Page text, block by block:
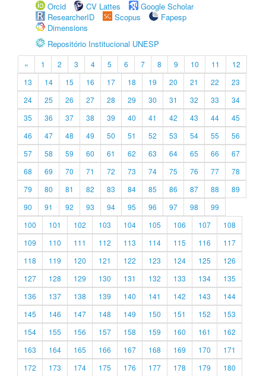
Orcid
CV Lattes
Google Scholar
ResearcherID
Scopus
Fapesp
Dimensions
Repositório Institucional UNESP
« 1 2 3 4 5 6 7 8 9 10 11
12
13
14 15 16 17 18 19 20 21 22
23
24
25 26 27 28 29 30 31 32 33
34
35
36 37 38 39 40 41 42 43 44
45
46
47 48 49 50 51 52 53 54 55
56
57
58 59 60 61 62 63 64 65 66
67
68
69 70 71 72 73 74 75 76 77
78
79
80 81 82 83 84 85 86 87 88
89
90
91 92 93 94 95 96 97 98
99
100
101 102 103 104 105 106 107
108
109
110 111 112 113 114 115 116
117
118
119 120 121 122 123 124 125
126
127
128 129 130 131 132 133 134
135
136
137 138 139 140 141 142 143
144
145
146 147 148 149 150 151 152
153
154
155 156 157 158 159 160 161
162
163
164 165 166 167 168 169 170
171
172
173 174 175 176 177 178 179
180